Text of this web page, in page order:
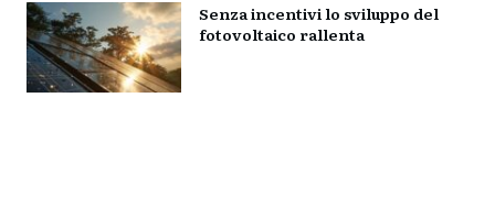
Senza incentivi lo sviluppo del
fotovoltaico rallenta